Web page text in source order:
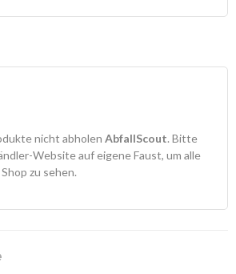
nicht abholen AbfallScout. Bitte
Website auf eigene Faust, um alle
zu sehen.